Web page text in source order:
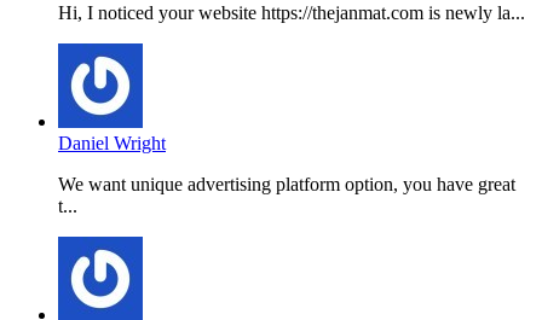
Hi, I noticed your website https://thejanmat.com is newly la...
Daniel Wright
We want unique advertising platform option, you have great
t...